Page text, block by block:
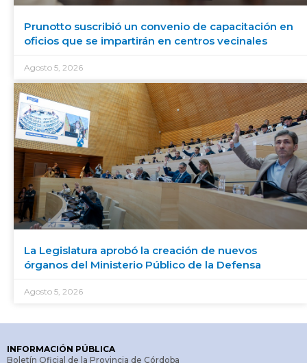
Prunotto suscribió un convenio de capacitación en
oficios que se impartirán en centros vecinales
Agosto 5, 2026
La Legislatura aprobó la creación de nuevos
órganos del Ministerio Público de la Defensa
Agosto 5, 2026
INFORMACIÓN PÚBLICA
Boletín Oficial de la Provincia de Córdoba